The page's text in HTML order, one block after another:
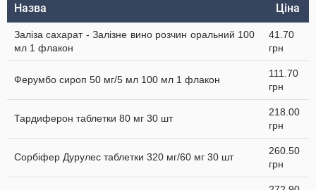
Назва Ціна
Заліза сахарат - Залізне вино розчин оральний 100
мл 1 флакон
41.70
грн
Ферумбо сироп 50 мг/5 мл 100 мл 1 флакон
111.70
грн
Тардиферон таблетки 80 мг 30 шт
218.00
грн
Сорбіфер Дурулес таблетки 320 мг/60 мг 30 шт
260.50
грн